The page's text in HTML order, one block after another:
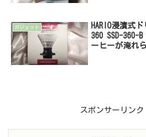
ガジェット
HARIO浸漬式
360 SSD-360-
ーヒーが淹れ
スポンサーリンク